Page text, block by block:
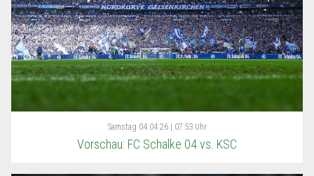
Samstag 04.04.26 | 07:53 Uhr
Vorschau: FC Schalke 04 vs. KSC